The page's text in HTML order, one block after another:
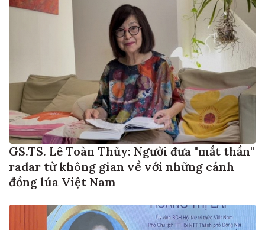
GS.TS. Lê Toàn Thủy: Người đưa "mắt thần"
radar từ không gian về với những cánh
đồng lúa Việt Nam